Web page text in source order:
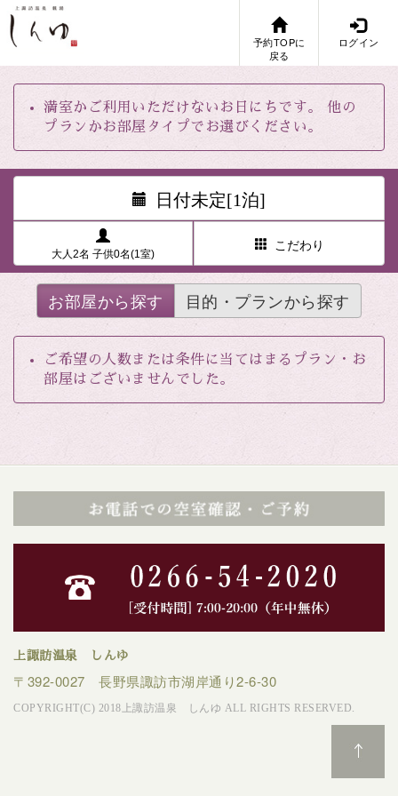
予約TOPに
戻る
ログイン
満室かご利用いただけないお日にちです。 他の
プランかお部屋タイプでお選びください。
日付未定[1泊]
大人2名 子供0名(1室)
こだわり
お部屋から探す 目的・プランから探す
ご希望の人数または条件に当てはまるプラン・お
部屋はございませんでした。
上諏訪温泉 しんゆ
〒392-0027 長野県諏訪市湖岸通り2-6-30
COPYRIGHT(C) 2018上諏訪温泉 しんゆ ALL RIGHTS RESERVED.